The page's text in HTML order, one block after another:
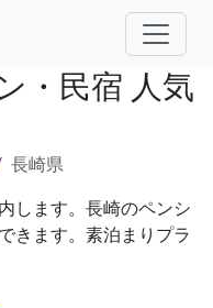
・民宿 人気
長崎県
します。長崎のペンシ
きます。素泊まりプラ